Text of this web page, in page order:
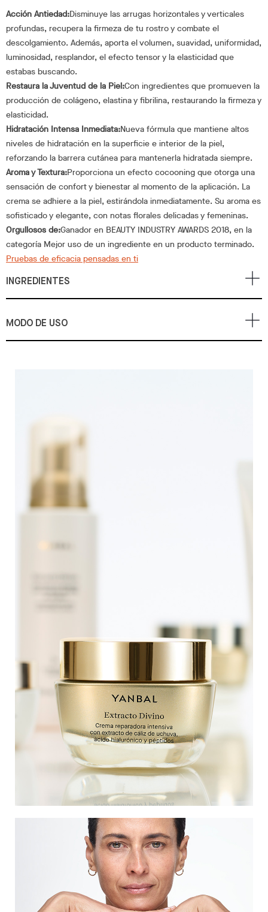
Acción Antiedad:Disminuye las arrugas horizontales y verticales
profundas, recupera la firmeza de tu rostro y combate el
descolgamiento. Además, aporta el volumen, suavidad, uniformidad,
luminosidad, resplandor, el efecto tensor y la elasticidad que
estabas buscando.
Restaura la Juventud de la Piel:Con ingredientes que promueven la
producción de colágeno, elastina y fibrilina, restaurando la firmeza y
elasticidad.
Hidratación Intensa Inmediata:Nueva fórmula que mantiene altos
niveles de hidratación en la superficie e interior de la piel,
reforzando la barrera cutánea para mantenerla hidratada siempre.
Aroma y Textura:Proporciona un efecto cocooning que otorga una
sensación de confort y bienestar al momento de la aplicación. La
crema se adhiere a la piel, estirándola inmediatamente. Su aroma es
sofisticado y elegante, con notas florales delicadas y femeninas.
Orgullosos de:Ganador en BEAUTY INDUSTRY AWARDS 2018, en la
categoría Mejor uso de un ingrediente en un producto terminado.
Pruebas de eficacia pensadas en ti
INGREDIENTES
MODO DE USO